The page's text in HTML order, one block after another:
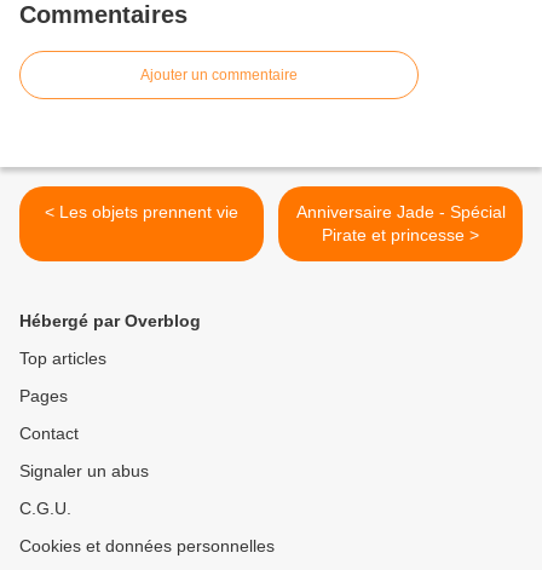
Commentaires
Ajouter un commentaire
< Les objets prennent vie
Anniversaire Jade - Spécial
Pirate et princesse >
Hébergé par Overblog
Top articles
Pages
Contact
Signaler un abus
C.G.U.
Cookies et données personnelles